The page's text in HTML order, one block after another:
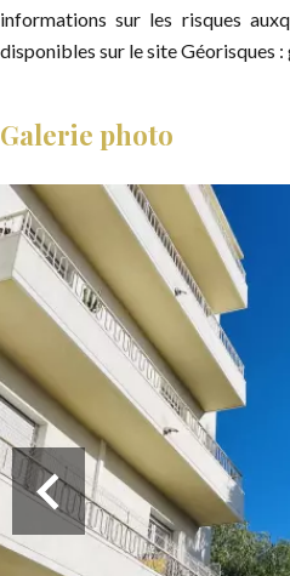
informations sur les risques
disponibles sur le site Géorisques :
Galerie photo